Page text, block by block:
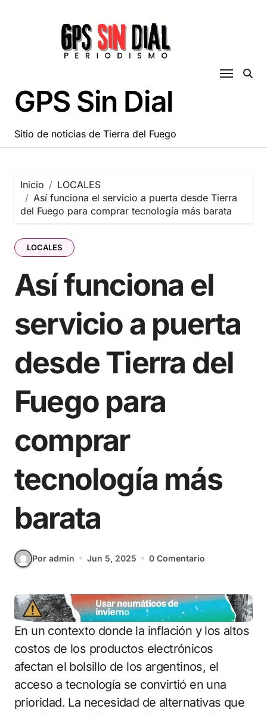
GPS Sin Dial
Sitio de noticias de Tierra del Fuego
Inicio
LOCALES
Así funciona el servicio a puerta desde Tierra
del Fuego para comprar tecnología más barata
LOCALES
Así funciona el
servicio a puerta
desde Tierra del
Fuego para
comprar
tecnología más
barata
Por admin Jun 5, 2025 0 Comentario
En un contexto donde la inflación y los altos
costos de los productos electrónicos
afectan el bolsillo de los argentinos, el
acceso a tecnología se convirtió en una
prioridad. La necesidad de alternativas que